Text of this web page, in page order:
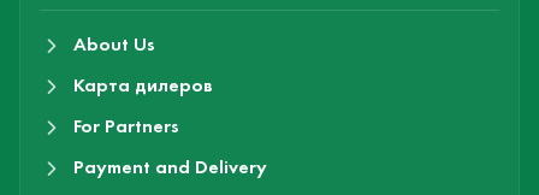
About Us
Карта дилеров
For Partners
Payment and Delivery